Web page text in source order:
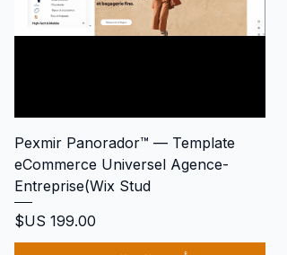
Pexmir Panorador™ — Template
eCommerce Universel Agence-
Entreprise(Wix Stud
السعر